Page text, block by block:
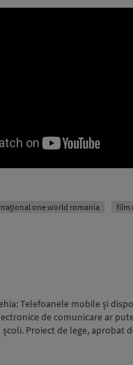
one world romania
film
Telefoanele mobile și
de comunicare ar
școli. Proiect de lege, aprobat